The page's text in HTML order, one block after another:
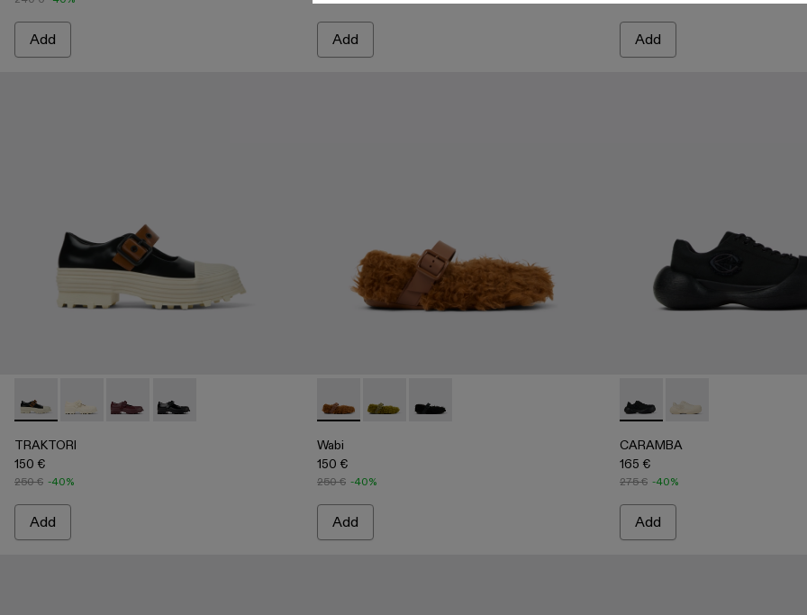
Add Add Add
TRAKTORI - A500022-008 - Black-White-Brown Leather Mary Jane Clogs
TRAKTORI - A500022-005
TRAKTORI - A500022-002
TRAKTORI - A500022-001 - Black Leather Mary Jane Clogs
TRAKTORI
150 €
250 € -40%
Add
Wabi - A500036-002 - Brown recycled PET Mary Janes
Wabi - A500036-003
Wabi - A500036-001
Wabi
150 €
250 € -40%
Add
CARAMBA - A500051-001 -
CARAMBA -
CARAMBA
165 €
275 € -40%
Add